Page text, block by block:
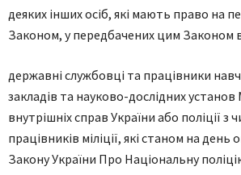
деяких інших осіб, які мають право на
Законом, у передбачених цим Законом
державні службовці та працівники
закладів та науково-дослідних установ
внутрішніх справ України або поліції з
працівників міліції, які станом на день
Закону України Про Національну